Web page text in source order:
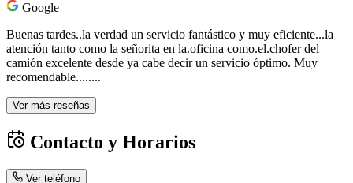
Google
Buenas tardes..la verdad un servicio fantástico y muy eficiente...la
atención tanto como la señorita en la.oficina como.el.chofer del
camión excelente desde ya cabe decir un servicio óptimo. Muy
recomendable........
Ver más reseñas
Contacto y Horarios
Ver teléfono